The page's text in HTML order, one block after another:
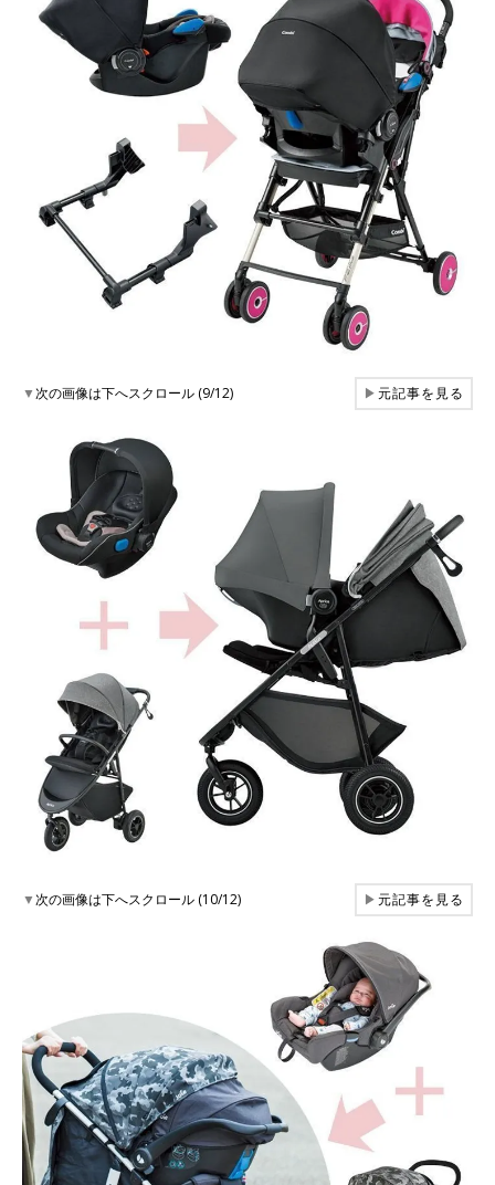
▼次の画像は下へスクロール (9/12) ▶元記事を見る
▼次の画像は下へスクロール (10/12) ▶元記事を見る